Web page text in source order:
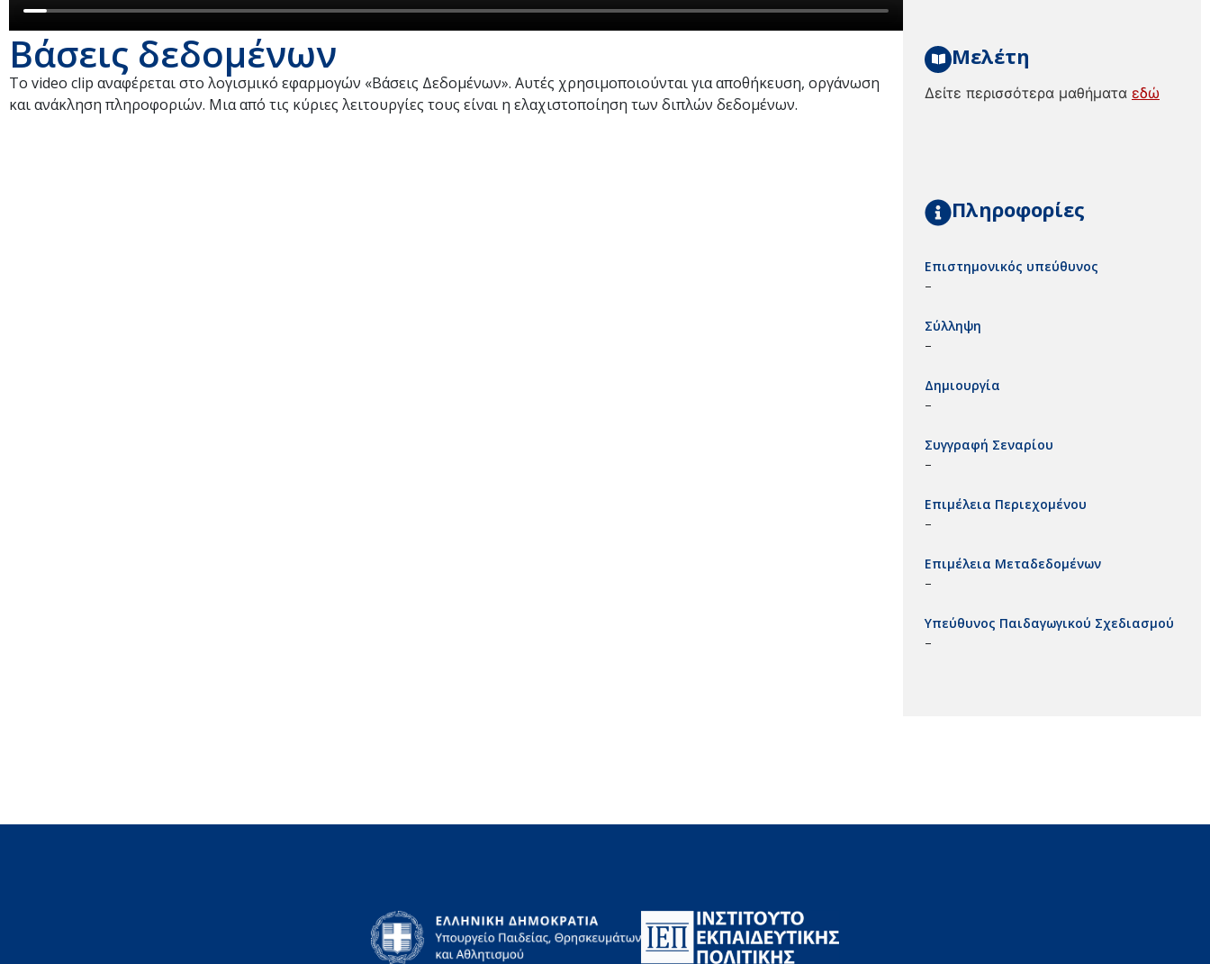
Βάσεις δεδομένων
Το video clip αναφέρεται στο λογισμικό εφαρμογών «Βάσεις Δεδομένων». Αυτές χρησιμοποιούνται για αποθήκευση, οργάνωση
και ανάκληση πληροφοριών. Μια από τις κύριες λειτουργίες τους είναι η ελαχιστοποίηση των διπλών δεδομένων.
Μελέτη
Δείτε περισσότερα μαθήματα εδώ
Πληροφορίες
Επιστημονικός υπεύθυνος
–
Σύλληψη
–
Δημιουργία
–
Συγγραφή Σεναρίου
–
Επιμέλεια Περιεχομένου
–
Επιμέλεια Μεταδεδομένων
–
Υπεύθυνος Παιδαγωγικού Σχεδιασμού
–